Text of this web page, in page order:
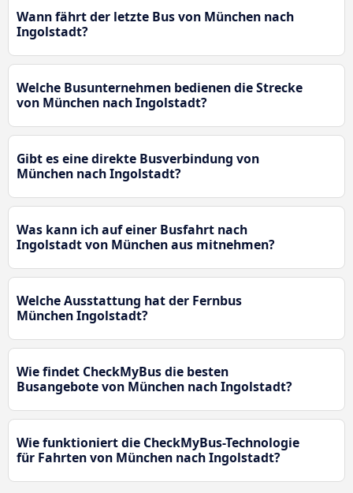
Wann fährt der letzte Bus von München nach
Ingolstadt?
Welche Busunternehmen bedienen die Strecke
von München nach Ingolstadt?
Gibt es eine direkte Busverbindung von
München nach Ingolstadt?
Was kann ich auf einer Busfahrt nach
Ingolstadt von München aus mitnehmen?
Welche Ausstattung hat der Fernbus
München Ingolstadt?
Wie findet CheckMyBus die besten
Busangebote von München nach Ingolstadt?
Wie funktioniert die CheckMyBus-Technologie
für Fahrten von München nach Ingolstadt?